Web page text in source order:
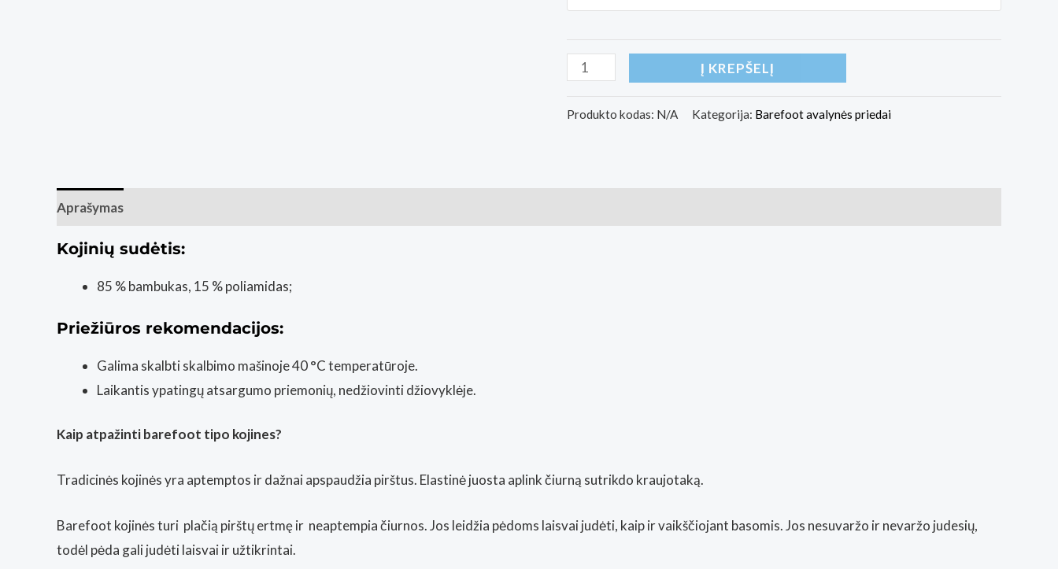
produkto
Ahinsa
Į KREPŠELĮ
Produkto kodas: N/A Kategorija: Barefoot avalynės priedai
Aprašymas
Kojinių sudėtis:
85 % bambukas, 15 % poliamidas;
Priežiūros rekomendacijos:
Galima skalbti skalbimo mašinoje 40 °C temperatūroje.
Laikantis ypatingų atsargumo priemonių, nedžiovinti džiovyklėje.
Kaip atpažinti barefoot tipo kojines?
Tradicinės kojinės yra aptemptos ir dažnai apspaudžia pirštus. Elastinė juosta aplink čiurną sutrikdo kraujotaką.
Barefoot kojinės turi plačią pirštų ertmęir neaptempia čiurnos. Jos leidžia pėdoms laisvai judėti, kaip ir vaikščiojant basomis. Jos nesuvaržo ir nevaržo judesių,
todėl pėda gali judėti laisvai ir užtikrintai.